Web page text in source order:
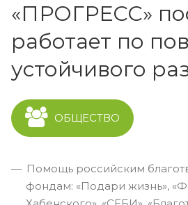
«ПРОГРЕСС»
работает по
устойчивого
ОБЩЕСТВО
Помощь российским
фондам: «Подари жизнь»,